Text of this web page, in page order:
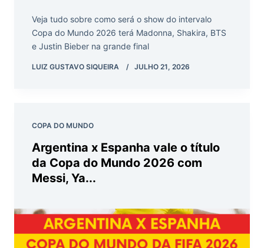
Veja tudo sobre como será o show do intervalo
Copa do Mundo 2026 terá Madonna, Shakira, BTS
e Justin Bieber na grande final
LUIZ GUSTAVO SIQUEIRA JULHO 21, 2026
COPA DO MUNDO
Argentina x Espanha vale o título
da Copa do Mundo 2026 com
Messi, Ya...